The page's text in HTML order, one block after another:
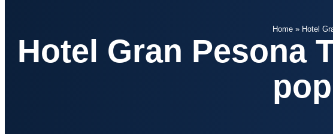
Home» Hotel
Hotel Gran Pesona